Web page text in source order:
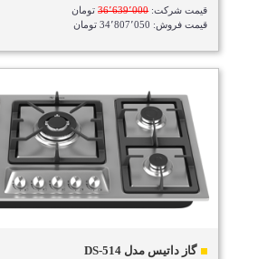
قیمت شرکت:36٬639٬000تومان
قیمت فروش: 34٬807٬050 تومان
گاز داتیس مدل DS-514